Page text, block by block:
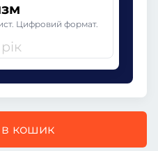
Цифровий формат.
кошик